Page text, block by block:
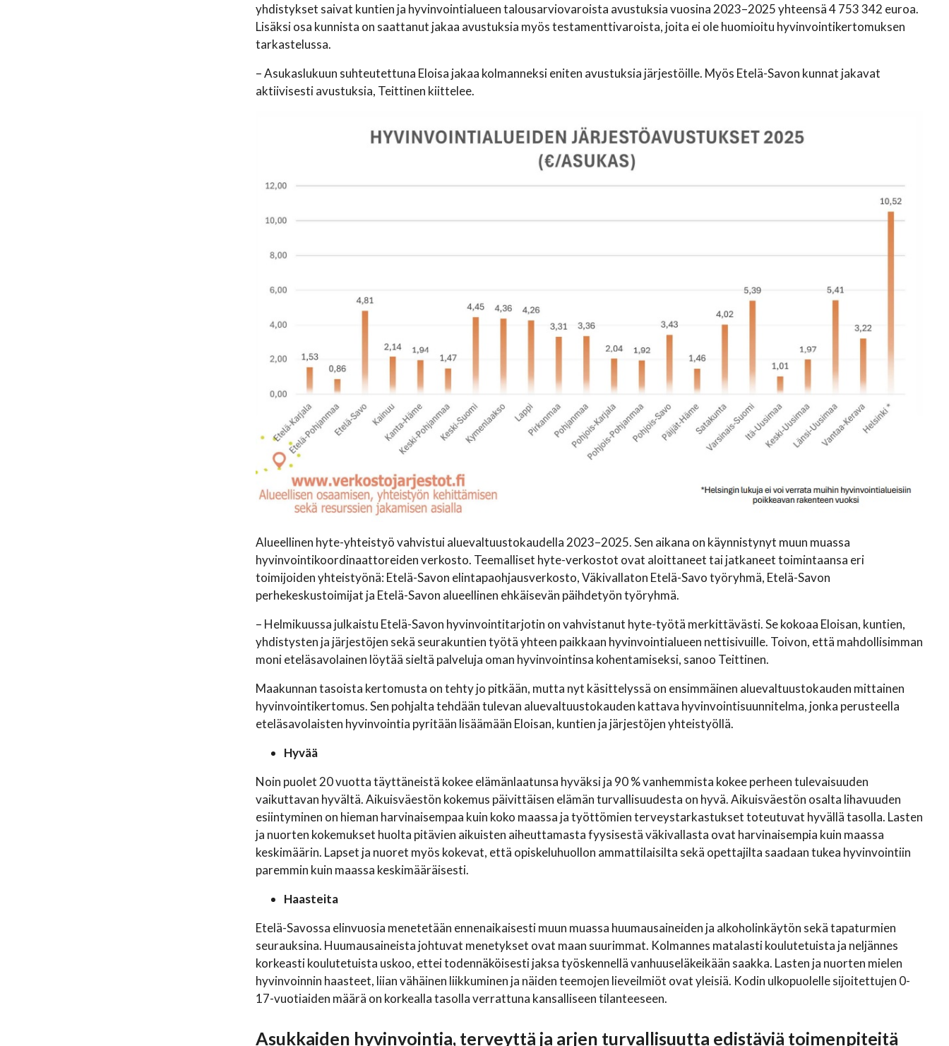
yhdistykset saivat kuntien ja hyvinvointialueen talousarviovaroista avustuksia vuosina 2023–2025 yhteensä 4 753 342 euroa.
Lisäksi osa kunnista on saattanut jakaa avustuksia myös testamenttivaroista, joita ei ole huomioitu hyvinvointikertomuksen
tarkastelussa.
– Asukaslukuun suhteutettuna Eloisa jakaa kolmanneksi eniten avustuksia järjestöille. Myös Etelä-Savon kunnat jakavat
aktiivisesti avustuksia, Teittinen kiittelee.
Alueellinen hyte-yhteistyö vahvistui aluevaltuustokaudella 2023–2025. Sen aikana on käynnistynyt muun muassa
hyvinvointikoordinaattoreiden verkosto. Teemalliset hyte-verkostot ovat aloittaneet tai jatkaneet toimintaansa eri
toimijoiden yhteistyönä: Etelä-Savon elintapaohjausverkosto, Väkivallaton Etelä-Savo työryhmä, Etelä-Savon
perhekeskustoimijat ja Etelä-Savon alueellinen ehkäisevän päihdetyön työryhmä.
– Helmikuussa julkaistu Etelä-Savon hyvinvointitarjotin on vahvistanut hyte-työtä merkittävästi. Se kokoaa Eloisan, kuntien,
yhdistysten ja järjestöjen sekä seurakuntien työtä yhteen paikkaan hyvinvointialueen nettisivuille. Toivon, että mahdollisimman
moni eteläsavolainen löytää sieltä palveluja oman hyvinvointinsa kohentamiseksi, sanoo Teittinen.
Maakunnan tasoista kertomusta on tehty jo pitkään, mutta nyt käsittelyssä on ensimmäinen aluevaltuustokauden mittainen
hyvinvointikertomus. Sen pohjalta tehdään tulevan aluevaltuustokauden kattava hyvinvointisuunnitelma, jonka perusteella
eteläsavolaisten hyvinvointia pyritään lisäämään Eloisan, kuntien ja järjestöjen yhteistyöllä.
Hyvää
Noin puolet 20 vuotta täyttäneistä kokee elämänlaatunsa hyväksi ja 90 % vanhemmista kokee perheen tulevaisuuden
vaikuttavan hyvältä. Aikuisväestön kokemus päivittäisen elämän turvallisuudesta on hyvä. Aikuisväestön osalta lihavuuden
esiintyminen on hieman harvinaisempaa kuin koko maassa ja työttömien terveystarkastukset toteutuvat hyvällä tasolla. Lasten
ja nuorten kokemukset huolta pitävien aikuisten aiheuttamasta fyysisestä väkivallasta ovat harvinaisempia kuin maassa
keskimäärin. Lapset ja nuoret myös kokevat, että opiskeluhuollon ammattilaisilta sekä opettajilta saadaan tukea hyvinvointiin
paremmin kuin maassa keskimääräisesti.
Haasteita
Etelä-Savossa elinvuosia menetetään ennenaikaisesti muun muassa huumausaineiden ja alkoholinkäytön sekä tapaturmien
seurauksina. Huumausaineista johtuvat menetykset ovat maan suurimmat. Kolmannes matalasti koulutetuista ja neljännes
korkeasti koulutetuista uskoo, ettei todennäköisesti jaksa työskennellä vanhuuseläkeikään saakka. Lasten ja nuorten mielen
hyvinvoinnin haasteet, liian vähäinen liikkuminen ja näiden teemojen lieveilmiöt ovat yleisiä. Kodin ulkopuolelle sijoitettujen 0-
17-vuotiaiden määrä on korkealla tasolla verrattuna kansalliseen tilanteeseen.
Asukkaiden hyvinvointia, terveyttä ja arjen turvallisuutta edistäviä toimenpiteitä